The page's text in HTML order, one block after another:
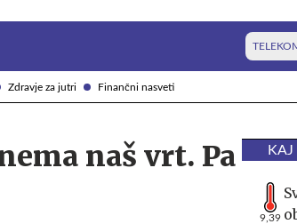
Zdravje za jutri Finančni nasveti
naš vrt. Pa
KAJ
9,39